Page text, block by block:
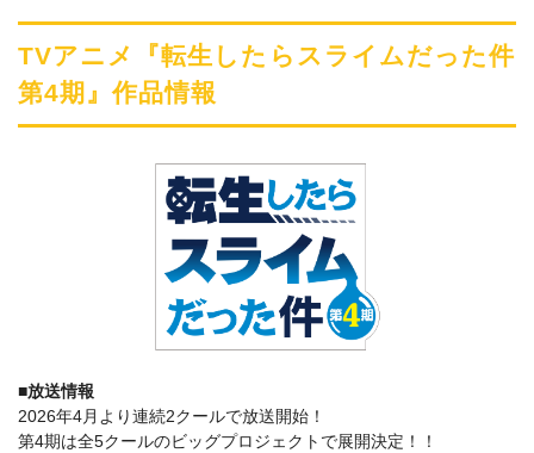
TVアニメ『転生したらスライムだった件
第4期』作品情報
■放送情報
2026年4月より連続2クールで放送開始！
第4期は全5クールのビッグプロジェクトで展開決定！！